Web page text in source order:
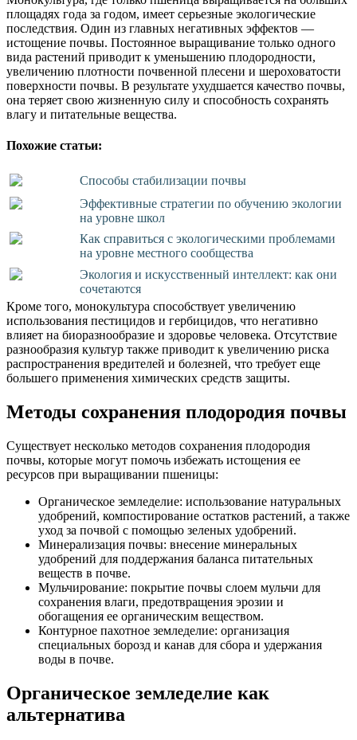
площадях года за годом, имеет серьезные экологические
последствия. Один из главных негативных эффектов —
истощение почвы. Постоянное выращивание только одного
вида растений приводит к уменьшению плодородности,
увеличению плотности почвенной плесени и шероховатости
поверхности почвы. В результате ухудшается качество почвы,
она теряет свою жизненную силу и способность сохранять
влагу и питательные вещества.
Похожие статьи:
Способы стабилизации почвы
Эффективные стратегии по обучению экологии
на уровне школ
Как справиться с экологическими проблемами
на уровне местного сообщества
Экология и искусственный интеллект: как они
сочетаются
Кроме того, монокультура способствует увеличению
использования пестицидов и гербицидов, что негативно
влияет на биоразнообразие и здоровье человека. Отсутствие
разнообразия культур также приводит к увеличению риска
распространения вредителей и болезней, что требует еще
большего применения химических средств защиты.
Методы сохранения плодородия почвы
Существует несколько методов сохранения плодородия
почвы, которые могут помочь избежать истощения ее
ресурсов при выращивании пшеницы:
Органическое земледелие: использование натуральных
удобрений, компостирование остатков растений, а также
уход за почвой с помощью зеленых удобрений.
Минерализация почвы: внесение минеральных
удобрений для поддержания баланса питательных
веществ в почве.
Мульчирование: покрытие почвы слоем мульчи для
сохранения влаги, предотвращения эрозии и
обогащения ее органическим веществом.
Контурное пахотное земледелие: организация
специальных борозд и канав для сбора и удержания
воды в почве.
Органическое земледелие как
альтернатива